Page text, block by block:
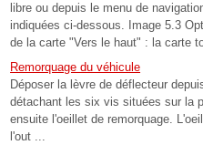
libre ou depuis le menu de
indiquées ci-dessous. Image 5.3
de la carte "Vers le haut" : la carte
Remorquage du véhicule
Déposer la lèvre de déflecteur
détachant les six vis situées sur la
ensuite l'oeillet de remorquage.
l'out ...